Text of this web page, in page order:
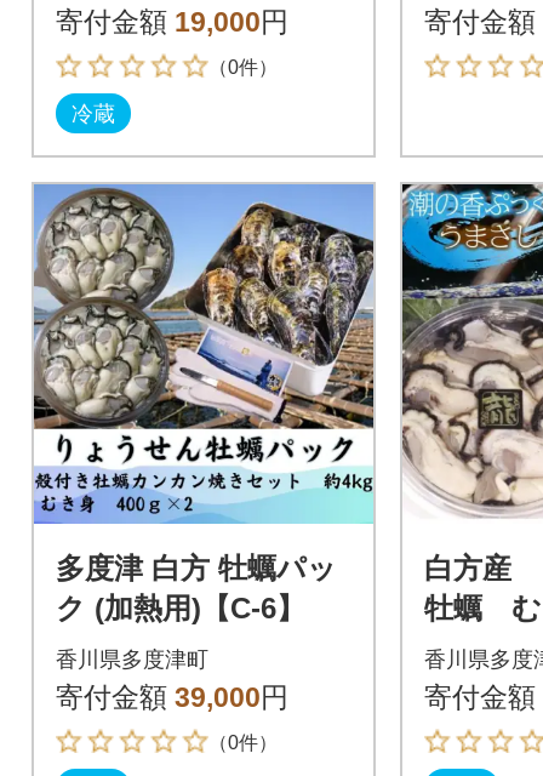
寄付金額 19,000円
（0件）
冷蔵
寄付金額
多度津 白方 牡蠣パッ
ク (加熱用)【C-6】
香川県多度津町
寄付金額 39,000円
（0件）
白方産
牡蠣 む
【A-12】
香川県多度
寄付金額